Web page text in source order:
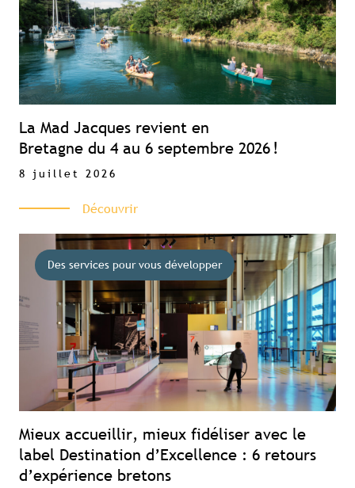
La Mad Jacques revient en
Bretagne du 4 au 6 septembre 2026 !
8 juillet 2026
Découvrir
Des services pour vous développer
Mieux accueillir, mieux fidéliser avec le
label Destination d’Excellence : 6 retours
d’expérience bretons